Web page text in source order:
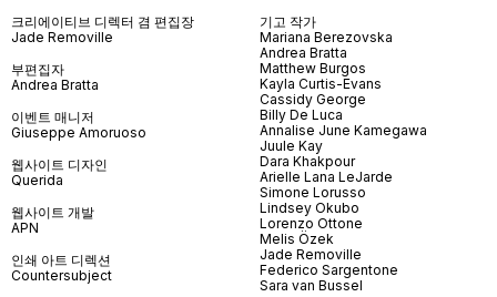
크리에이티브 디렉터 겸 편집장
Jade Removille
부편집자
Andrea Bratta
이벤트 매니저
Giuseppe Amoruoso
웹사이트 디자인
Querida
웹사이트 개발
APN
인쇄 아트 디렉션
Countersubject
기고 작가
Mariana Berezovska
Andrea Bratta
Matthew Burgos
Kayla Curtis-Evans
Cassidy George
Billy De Luca
Annalise June Kamegawa
Juule Kay
Dara Khakpour
Arielle Lana LeJarde
Simone Lorusso
Lindsey Okubo
Lorenzo Ottone
Melis Özek
Jade Removille
Federico Sargentone
Sara van Bussel